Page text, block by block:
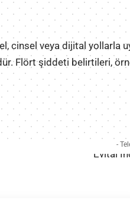
cinsel veya dijital yollarla
Flört şiddeti belirtileri,
-